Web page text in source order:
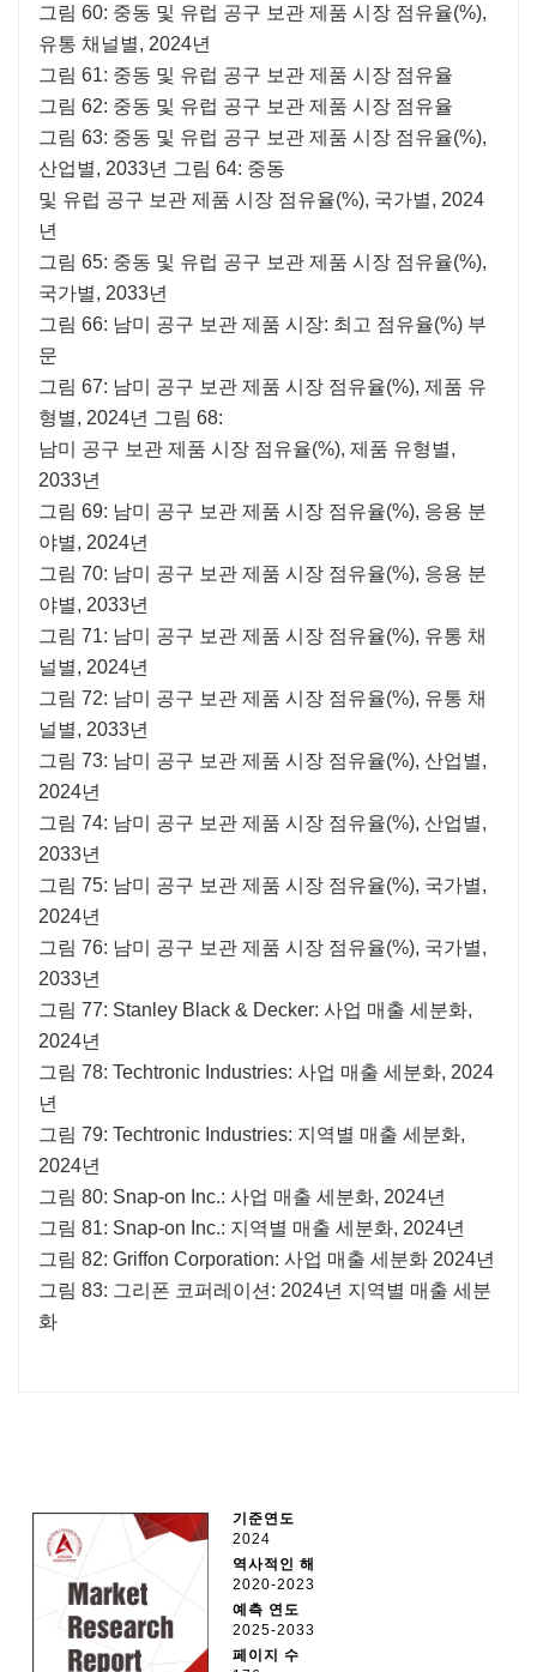
그림 60: 중동 및 유럽 공구 보관 제품 시장 점유율(%),
유통 채널별, 2024년
그림 61: 중동 및 유럽 공구 보관 제품 시장 점유율
그림 62: 중동 및 유럽 공구 보관 제품 시장 점유율
그림 63: 중동 및 유럽 공구 보관 제품 시장 점유율(%),
산업별, 2033년 그림 64: 중동
및 유럽 공구 보관 제품 시장 점유율(%), 국가별, 2024
년
그림 65: 중동 및 유럽 공구 보관 제품 시장 점유율(%),
국가별, 2033년
그림 66: 남미 공구 보관 제품 시장: 최고 점유율(%) 부
문
그림 67: 남미 공구 보관 제품 시장 점유율(%), 제품 유
형별, 2024년 그림 68:
남미 공구 보관 제품 시장 점유율(%), 제품 유형별,
2033년
그림 69: 남미 공구 보관 제품 시장 점유율(%), 응용 분
야별, 2024년
그림 70: 남미 공구 보관 제품 시장 점유율(%), 응용 분
야별, 2033년
그림 71: 남미 공구 보관 제품 시장 점유율(%), 유통 채
널별, 2024년
그림 72: 남미 공구 보관 제품 시장 점유율(%), 유통 채
널별, 2033년
그림 73: 남미 공구 보관 제품 시장 점유율(%), 산업별,
2024년
그림 74: 남미 공구 보관 제품 시장 점유율(%), 산업별,
2033년
그림 75: 남미 공구 보관 제품 시장 점유율(%), 국가별,
2024년
그림 76: 남미 공구 보관 제품 시장 점유율(%), 국가별,
2033년
그림 77: Stanley Black & Decker: 사업 매출 세분화,
2024년
그림 78: Techtronic Industries: 사업 매출 세분화, 2024
년
그림 79: Techtronic Industries: 지역별 매출 세분화,
2024년
그림 80: Snap-on Inc.: 사업 매출 세분화, 2024년
그림 81: Snap-on Inc.: 지역별 매출 세분화, 2024년
그림 82: Griffon Corporation: 사업 매출 세분화 2024년
그림 83: 그리폰 코퍼레이션: 2024년 지역별 매출 세분
화
기준연도
2024
역사적인 해
2020-2023
예측 연도
2025-2033
페이지 수